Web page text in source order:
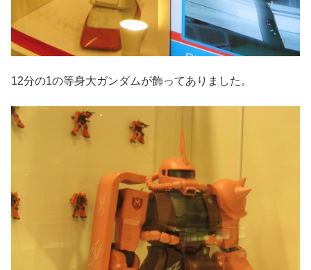
12分の1の等身大ガンダムが飾ってありました。